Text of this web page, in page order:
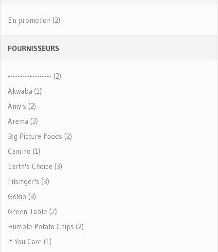
En promotion (2)
FOURNISSEURS
------------------ (2)
Akwaba (1)
Amy's (2)
Arema (3)
Big Picture Foods (2)
Camino (1)
Earth's Choice (3)
Filsinger's (3)
GoBio (3)
Green Table (2)
Humble Potato Chips (2)
If You Care (1)